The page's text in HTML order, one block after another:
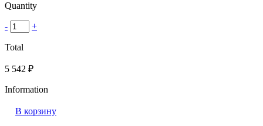
Quantity
- +
Total
5 542 ₽
Information
В корзину